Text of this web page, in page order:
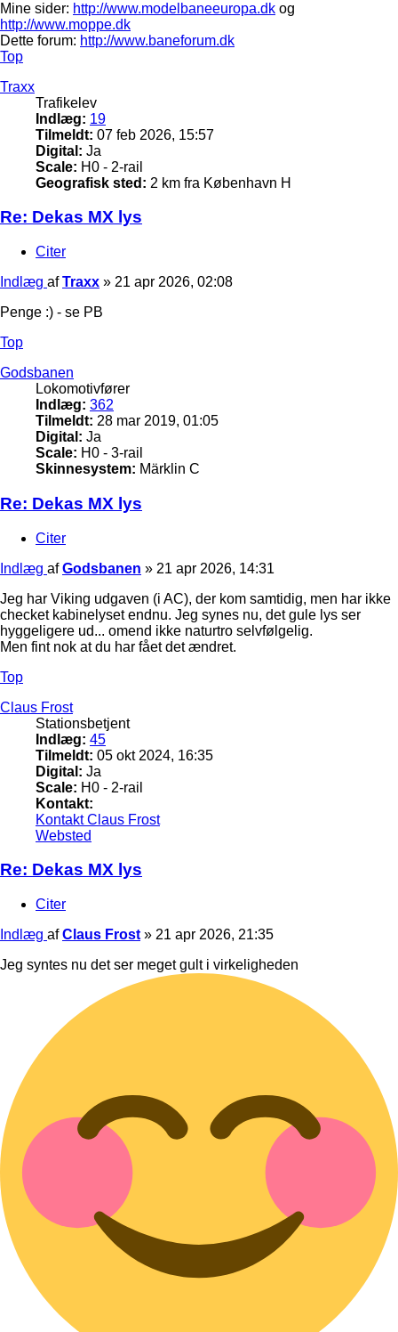
Mine sider: http://www.modelbaneeuropa.dk og
http://www.moppe.dk
Dette forum: http://www.baneforum.dk
Top
Traxx
Trafikelev
Indlæg: 19
Tilmeldt: 07 feb 2026, 15:57
Digital: Ja
Scale: H0 - 2-rail
Geografisk sted: 2 km fra København H
Re: Dekas MX lys
Citer
Indlæg afTraxx » 21 apr 2026, 02:08
Penge :) - se PB
Top
Godsbanen
Lokomotivfører
Indlæg: 362
Tilmeldt: 28 mar 2019, 01:05
Digital: Ja
Scale: H0 - 3-rail
Skinnesystem: Märklin C
Re: Dekas MX lys
Citer
Indlæg afGodsbanen » 21 apr 2026, 14:31
Jeg har Viking udgaven (i AC), der kom samtidig, men har ikke
checket kabinelyset endnu. Jeg synes nu, det gule lys ser
hyggeligere ud... omend ikke naturtro selvfølgelig.
Men fint nok at du har fået det ændret.
Top
Claus Frost
Stationsbetjent
Indlæg: 45
Tilmeldt: 05 okt 2024, 16:35
Digital: Ja
Scale: H0 - 2-rail
Kontakt:
Kontakt Claus Frost
Websted
Re: Dekas MX lys
Citer
Indlæg afClaus Frost » 21 apr 2026, 21:35
Jeg syntes nu det ser meget gult i virkeligheden